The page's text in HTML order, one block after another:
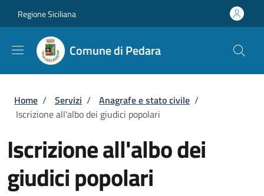
Regione Siciliana
Comune di Pedara
Briciole di pane
Home / Servizi / Anagrafe e stato civile /
Iscrizione all'albo dei giudici popolari
Iscrizione all'albo dei
giudici popolari